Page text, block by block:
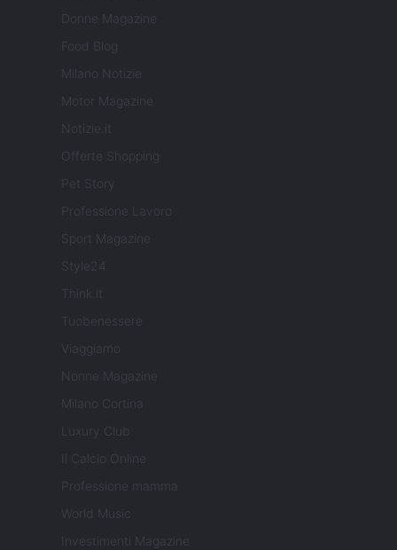
Donne Magazine
Food Blog
Milano Notizie
Motor Magazine
Notizie.it
Offerte Shopping
Pet Story
Professione Lavoro
Sport Magazine
Style24
Think.it
Tuobenessere
Viaggiamo
Nonne Magazine
Milano Cortina
Luxury Club
Il Calcio Online
Professione mamma
World Music
Investimenti Magazine